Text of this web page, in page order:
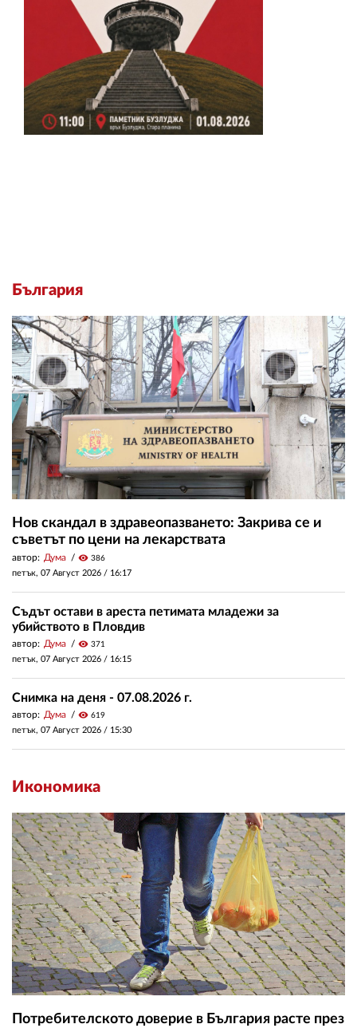
България
Нов скандал в здравеопазването: Закрива се и
съветът по цени на лекарствата
автор: Дума visibility 386
петък, 07 Август 2026 / 16:17
Съдът остави в ареста петимата младежи за
убийството в Пловдив
автор: Дума visibility 371
петък, 07 Август 2026 / 16:15
Снимка на деня - 07.08.2026 г.
автор: Дума visibility 619
петък, 07 Август 2026 / 15:30
Икономика
Потребителското доверие в България расте през